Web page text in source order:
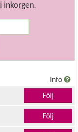
inkorgen.
Info
Följ
Följ